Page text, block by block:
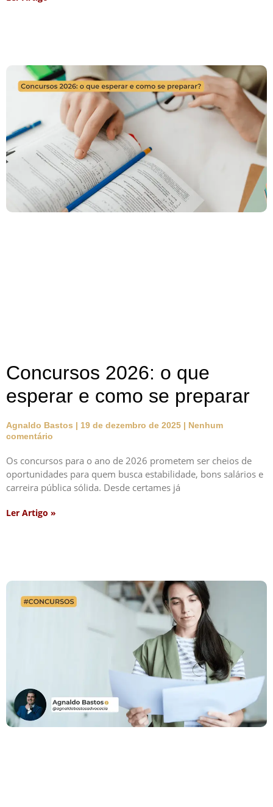
Concursos 2026: o que
esperar e como se preparar
Agnaldo Bastos 19 de dezembro de 2025
Nenhum
comentário
Os concursos para o ano de 2026 prometem ser cheios de
oportunidades para quem busca estabilidade, bons salários e
carreira pública sólida. Desde certames já
Ler Artigo »